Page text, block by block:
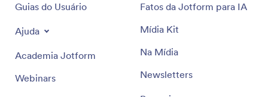
Guias do Usuário
Ajuda
Academia Jotform
Webinars
Fatos da Jotform para IA
Mídia Kit
Na Mídia
Newsletters